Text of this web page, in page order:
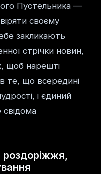
Пустельника —
своєму
закликають
стрічки новин,
щоб нарешті
те, що всередині
і єдиний
свідома
роздоріжжя,